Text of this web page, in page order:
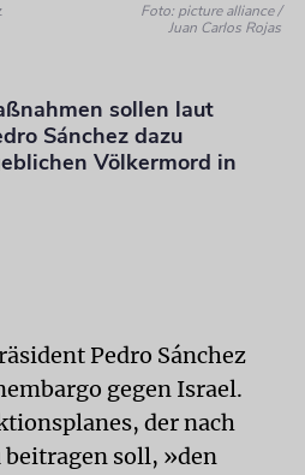
Foto: picture alliance /
Juan Carlos Rojas
sollen laut
Sánchez dazu
Völkermord in
Pedro Sánchez
gegen Israel.
der nach
beitragen soll, »den